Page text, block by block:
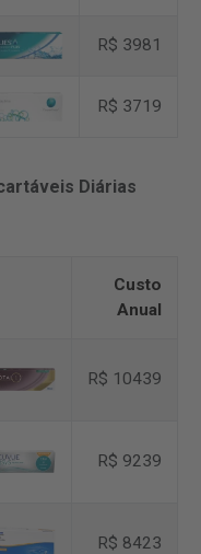
R$ 3981
R$ 3719
Diárias
Custo
Anual
R$ 10439
R$ 9239
R$ 8423